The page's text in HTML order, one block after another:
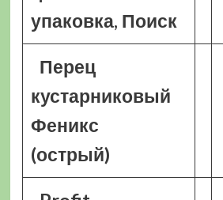
упаковка, Поиск
Перец
кустарниковый
Феникс
(острый)